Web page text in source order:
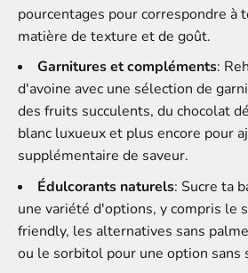
pourcentages pour correspondre à
matière de texture et de goût.
Garnitures et compléments:
d'avoine avec une sélection de
des fruits succulents, du chocolat
blanc luxueux et plus encore pour
supplémentaire de saveur.
Édulcorants naturels: Sucre ta
une variété d'options, y compris le
friendly, les alternatives sans
ou le sorbitol pour une option sans